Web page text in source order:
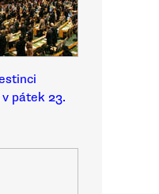
pátek 23.